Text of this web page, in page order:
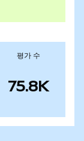
평가 수
75.8K